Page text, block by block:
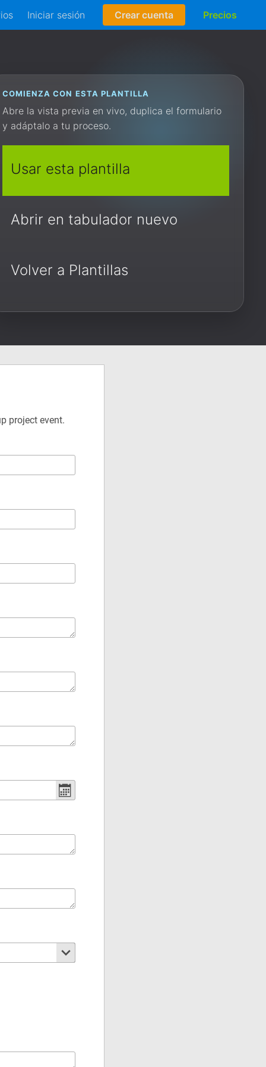
Iniciar sesión Crear cuenta Precios
COMIENZA CON ESTA PLANTILLA
Abre la vista previa en vivo, duplica el formulario
y adáptalo a tu proceso.
Usar esta plantilla
Abrir en tabulador nuevo
Volver a Plantillas